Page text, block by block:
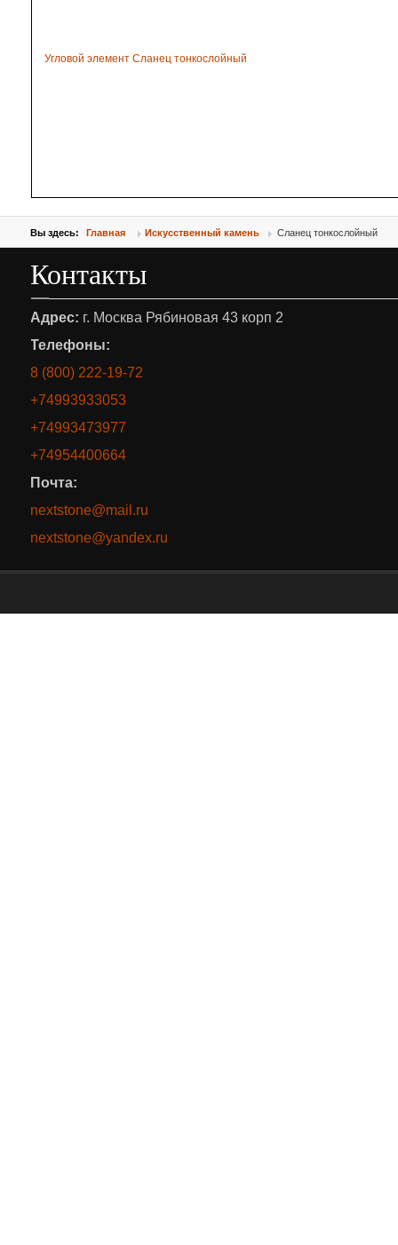
Угловой элемент Сланец тонкослойный
Вы здесь: Главная Искусственный камень Сланец тонкослойный
Контакты
Адрес: г. Москва Рябиновая 43 корп 2
Телефоны:
8 (800) 222-19-72
+74993933053
+74993473977
+74954400664
Почта:
nextstone@mail.ru
nextstone@yandex.ru